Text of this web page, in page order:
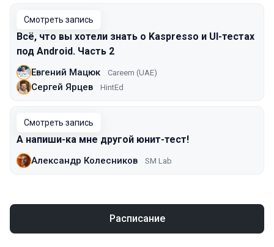
Смотреть запись
Всё, что вы хотели знать о Kaspresso и UI-тестах
под Android. Часть 2
Евгений Мацюк Careem (UAE)
Сергей Ярцев HintEd
Смотреть запись
А напиши-ка мне другой юнит-тест!
Александр Колесников SM Lab
Расписание